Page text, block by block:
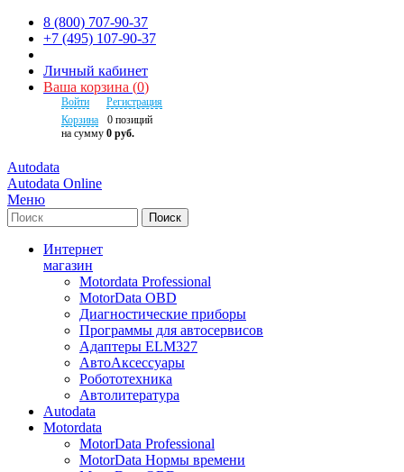
8 (800) 707-90-37
+7 (495) 107-90-37
Личный кабинет
Ваша корзина (0)
Войти
Регистрация
Корзина
0 позиций
на сумму 0 руб.
Autodata
Autodata Online
Меню
Поиск
Интернет
магазин
Motordata Professional
MotorData OBD
Диагностические приборы
Программы для автосервисов
Адаптеры ELM327
АвтоАксессуары
Робототехника
Автолитература
Autodata
Motordata
MotorData Professional
MotorData Нормы времени